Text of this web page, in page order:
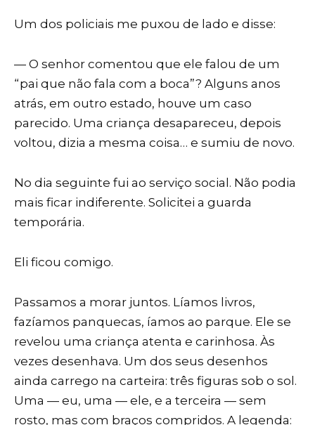
Um dos policiais me puxou de lado e disse:
— O senhor comentou que ele falou de um
“pai que não fala com a boca”? Alguns anos
atrás, em outro estado, houve um caso
parecido. Uma criança desapareceu, depois
voltou, dizia a mesma coisa… e sumiu de novo.
No dia seguinte fui ao serviço social. Não podia
mais ficar indiferente. Solicitei a guarda
temporária.
Eli ficou comigo.
Passamos a morar juntos. Líamos livros,
fazíamos panquecas, íamos ao parque. Ele se
revelou uma criança atenta e carinhosa. Às
vezes desenhava. Um dos seus desenhos
ainda carrego na carteira: três figuras sob o sol.
Uma — eu, uma — ele, e a terceira — sem
rosto, mas com braços compridos. A legenda: